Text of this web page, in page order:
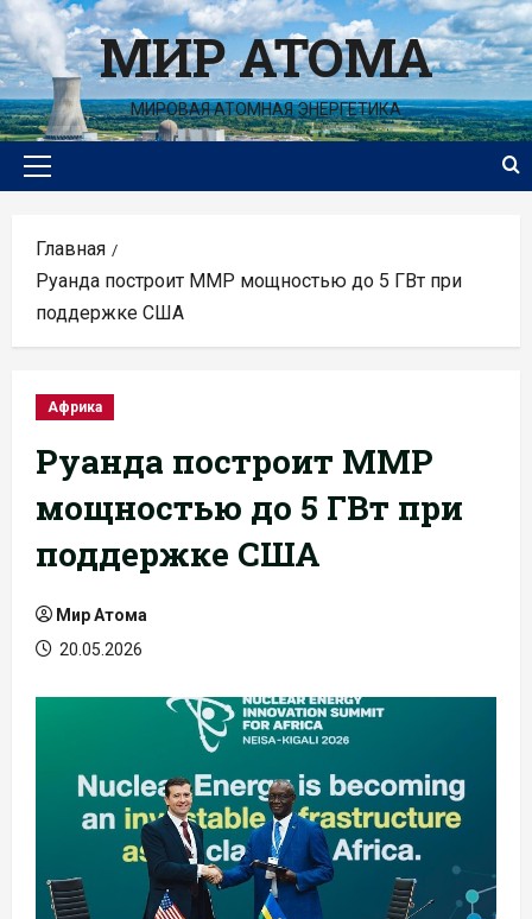
Перейти
к
содержимомуМИР АТОМА
МИРОВАЯ АТОМНАЯ ЭНЕРГЕТИКА
Основное
Главная
Руанда построит ММР мощностью до 5 ГВт при
поддержке США
Африка
Руанда построит ММР
мощностью до 5 ГВт при
поддержке США
Мир Атома
20.05.2026